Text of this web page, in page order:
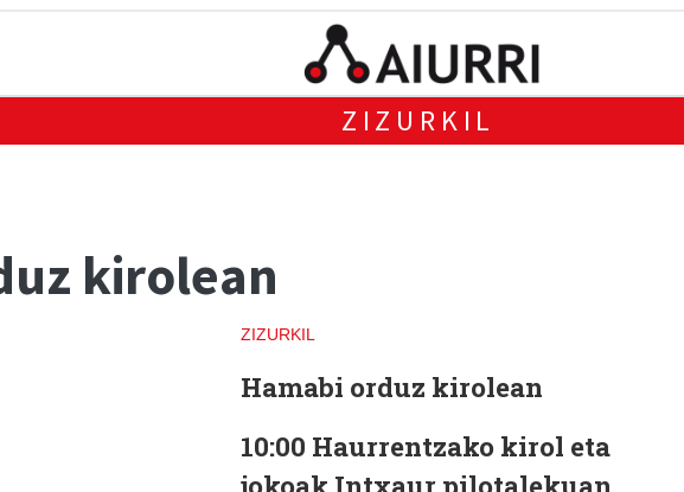
ZIZURKIL
kirolean
ZIZURKIL
Hamabi orduz kirolean
10:00 Haurrentzako kirol eta